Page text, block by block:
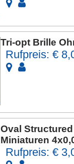
Tri-opt Brille
Rufpreis: €
Oval
Miniaturen
Rufpreis: €